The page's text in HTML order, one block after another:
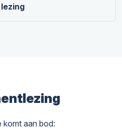
komt aan bod: